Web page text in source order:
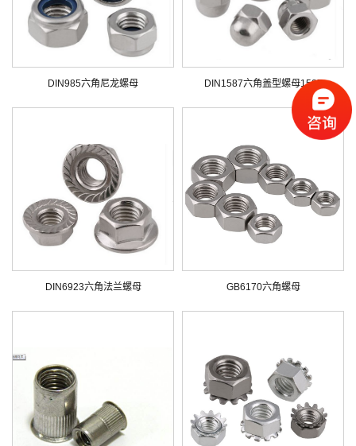
DIN985六角尼龙螺母 DIN1587六角盖型螺母1587
DIN6923六角法兰螺母 GB6170六角螺母